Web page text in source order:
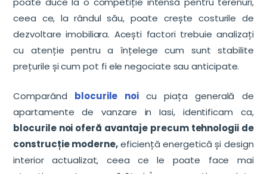
ceea ce, la rândul său, poate crește costurile de
dezvoltare imobiliara. Acești factori trebuie analizați
cu atenție pentru a înțelege cum sunt stabilite
prețurile și cum pot fi ele negociate sau anticipate.
Comparând blocurile noicu piața generală de
apartamente de vanzare in Iasi, identificam ca,
blocurile noi oferă avantaje precum tehnologii de
construcție moderne,eficiență energetică și design
interior actualizat, ceea ce le poate face mai